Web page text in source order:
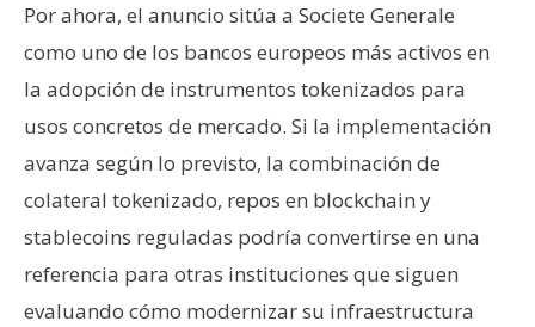
Por ahora, el anuncio sitúa a Societe Generale
como uno de los bancos europeos más activos en
la adopción de instrumentos tokenizados para
usos concretos de mercado. Si la implementación
avanza según lo previsto, la combinación de
colateral tokenizado, repos en blockchain y
stablecoins reguladas podría convertirse en una
referencia para otras instituciones que siguen
evaluando cómo modernizar su infraestructura